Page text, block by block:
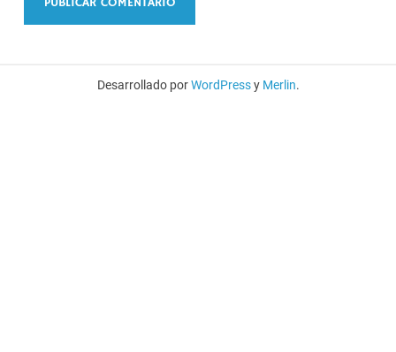
Desarrollado porWordPressy Merlin.